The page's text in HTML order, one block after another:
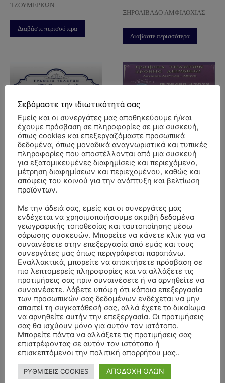
ΤΖΟΥΜΕΡΚΩΝ
Διαβάστε περισσότερα
ΞΗΡΟΛΙΒΑΔΟ ΑΜΦΙΛΟΧΙΑΣ
Διαβάστε περισσότερα
ΚΗΔΕΙΑ –
ΠΕΜΠΤΗ
6/8/2026 –
ΓΕΩΡΓΙΟΣ Δ.
ΚΩΣΤΑΚΗΣ ΕΤΩΝ
Aιτωλοακαρνανίας
5 Αυγούστου, 2026
ΜΑΤΑΡΑΓΚΑ ΜΑΚΡΥΝΕΙΑΣ
Διαβάστε περισσότερα
ΚΗΔΕΙΑ –
ΠΕΜΠΤΗ
6/8/2026 – ΟΛΓΑ
Χ. ΜΠΑΚΟΔΗΜΟΥ
ΕΤΩΝ 89
5 Αυγούστου, 2026
ΠΕΝΤΑΛΟΦΟΣ
Διαβάστε περισσότερα
ΚΗΔΕΙΑ –
ΠΕΜΠΤΗ
ΚΗΔΕΙΑ –
ΠΕΜΠΤΗ
Σεβόμαστε την ιδιωτικότητά σας
Εμείς και οι συνεργάτες μας αποθηκεύουμε ή/και
έχουμε πρόσβαση σε πληροφορίες σε μια συσκευή,
όπως cookies και επεξεργαζόμαστε προσωπικά
δεδομένα, όπως μοναδικά αναγνωριστικά και τυπικές
πληροφορίες που αποστέλλονται από μια συσκευή
για εξατομικευμένες διαφημίσεις και περιεχόμενο,
μέτρηση διαφημίσεων και περιεχομένου, καθώς και
απόψεις του κοινού για την ανάπτυξη και βελτίωση
προϊόντων.
Με την άδειά σας, εμείς και οι συνεργάτες μας
ενδέχεται να χρησιμοποιήσουμε ακριβή δεδομένα
γεωγραφικής τοποθεσίας και ταυτοποίησης μέσω
σάρωσης συσκευών. Μπορείτε να κάνετε κλικ για να
συναινέσετε στην επεξεργασία από εμάς και τους
συνεργάτες μας όπως περιγράφεται παραπάνω.
Εναλλακτικά, μπορείτε να αποκτήσετε πρόσβαση σε
πιο λεπτομερείς πληροφορίες και να αλλάξετε τις
προτιμήσεις σας πριν συναινέσετε ή να αρνηθείτε να
συναινέσετε. Λάβετε υπόψη ότι κάποια επεξεργασία
των προσωπικών σας δεδομένων ενδέχεται να μην
απαιτεί τη συγκατάθεσή σας, αλλά έχετε το δικαίωμα
να αρνηθείτε αυτήν την επεξεργασία. Οι προτιμήσεις
σας θα ισχύουν μόνο για αυτόν τον ιστότοπο.
Μπορείτε πάντα να αλλάξετε τις προτιμήσεις σας
επιστρέφοντας σε αυτόν τον ιστότοπο ή
επισκεπτόμενοι την πολιτική απορρήτου μας..
ΡΥΘΜΙΣΕΙΣ COOKIES ΑΠΟΔΟΧΗ ΟΛΩΝ